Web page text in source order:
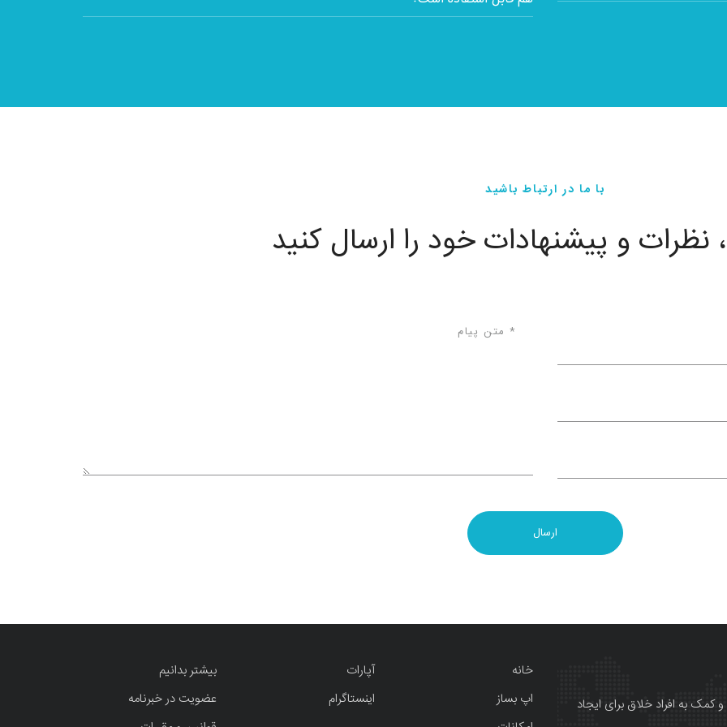
با ما در ارتباط باشید
نظرات و پیشنهادات خود را ارسال کنید
کمک به افراد خلاق برای ایجاد
خانه
اپ بساز
آپارات
اینستاگرام
بیشتر بدانیم
عضویت در خبرنامه